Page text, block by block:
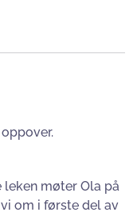
leken møter Ola på
om i første del av